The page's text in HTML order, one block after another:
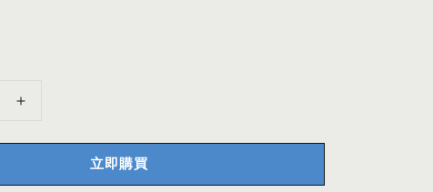
立即購買